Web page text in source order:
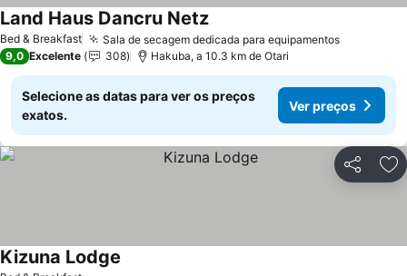
Bed & Breakfast Sala de secagem dedicada para equipamentosVer
Land Haus Dancru NetzVer preços
9,0 Excelente 308 Hakuba, a 10.3 km de Otari
Selecione as datas para ver os preços
exatos.
Ver preços
Partilhar
Kizuna Lodge